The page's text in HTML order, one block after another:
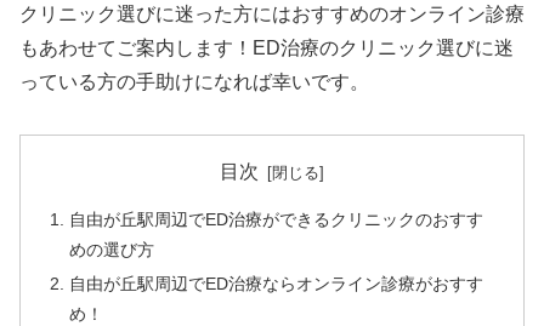
クリニック選びに迷った方にはおすすめのオンライン診療
もあわせてご案内します！ED治療のクリニック選びに迷
っている方の手助けになれば幸いです。
目次
自由が丘駅周辺でED治療ができるクリニックのおすす
めの選び方
自由が丘駅周辺でED治療ならオンライン診療がおすす
め！